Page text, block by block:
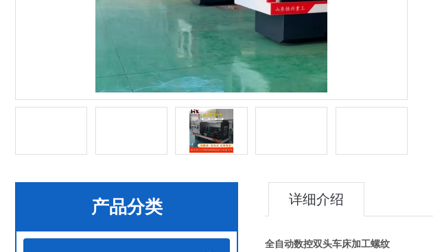
产品分类 详细介绍
全自动数控双头车床加工螺纹